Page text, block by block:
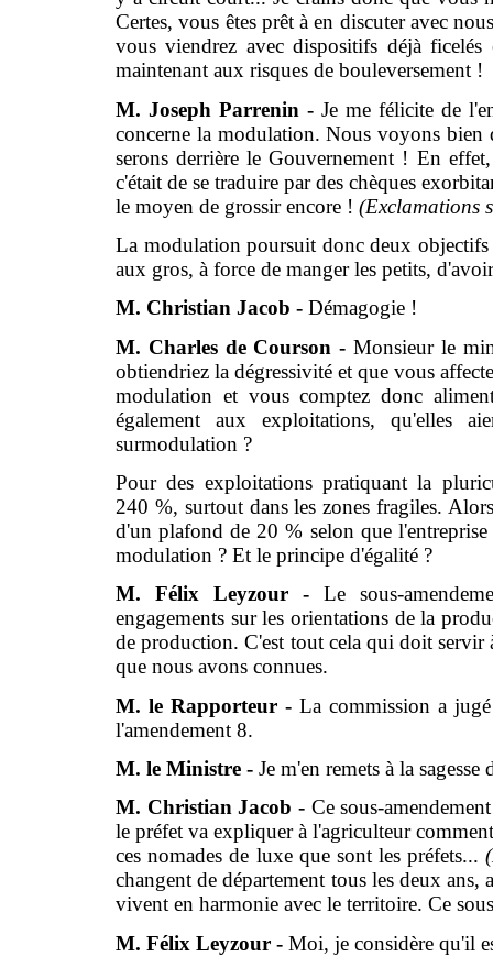
Certes, vous êtes prêt à en discuter avec
vous viendrez avec dispositifs déjà
maintenant aux risques de bouleversement !
M. Joseph Parrenin -Je me félicite de
concerne la modulation. Nous voyons bien
serons derrière le Gouvernement ! En
c'était de se traduire par des chèques
le moyen de grossir encore ! (Exclamations
La modulation poursuit donc deux objectifs
aux gros, à force de manger les petits,
M. Christian Jacob - Démagogie !
M. Charles de Courson -Monsieur le
obtiendriez la dégressivité et que vous
modulation et vous comptez donc
également aux exploitations, qu'elles
surmodulation ?
Pour des exploitations pratiquant la
240 %, surtout dans les zones fragiles.
d'un plafond de 20 % selon que
modulation ? Et le principe d'égalité ?
M. Félix Leyzour - Le sous-
engagements sur les orientations de la
de production. C'est tout cela qui doit servir
que nous avons connues.
M. le Rapporteur -La commission a
l'amendement 8.
M. le Ministre - Je m'en remets à la
M. Christian Jacob - Ce sous-
le préfet va expliquer à l'agriculteur
ces nomades de luxe que sont les préfets...
changent de département tous les deux
vivent en harmonie avec le territoire. Ce
M. Félix Leyzour - Moi, je considère qu'il